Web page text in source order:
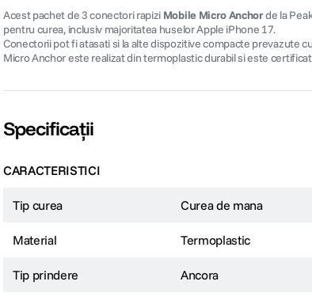
Acest pachet de 3 conectori rapizi Mobile Micro Anchorde la
pentru curea, inclusiv majoritatea huselor Apple iPhone 17.
Conectorii pot fi atasati si la alte dispozitive compacte prevazute
Micro Anchor este realizat din termoplastic durabil si este
Specificații
CARACTERISTICI
Tip curea Curea de mana
Material Termoplastic
Tip prindere Ancora